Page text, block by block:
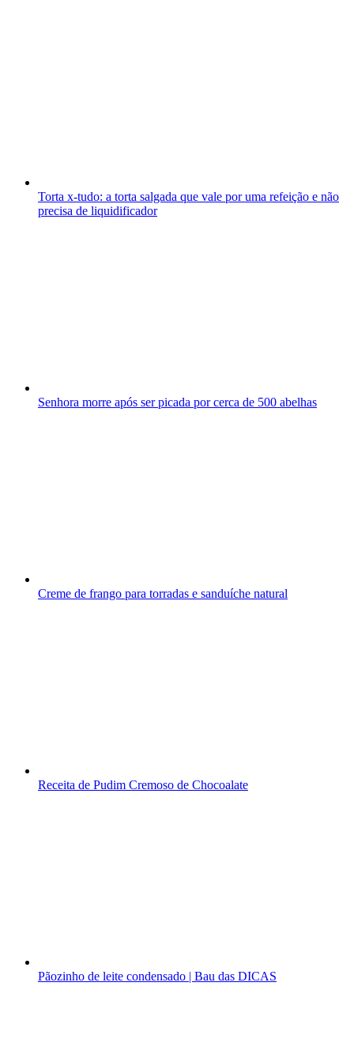
Torta x-tudo: a torta salgada que vale por uma refeição e não
precisa de liquidificador
Senhora morre após ser picada por cerca de 500 abelhas
Creme de frango para torradas e sanduíche natural
Receita de Pudim Cremoso de Chocoalate
Pãozinho de leite condensado | Bau das DICAS